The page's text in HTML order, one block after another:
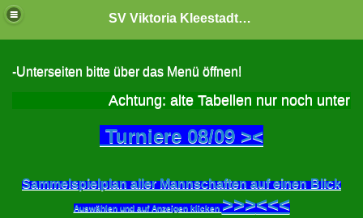
SV Viktoria Kleestadt "Jugendabteilung"
-Unterseiten bitte über das Menü öffnen!
Achtung: alte Tabellen nur noch unter
Turniere 08/09 ><
Sammelspielplan aller Mannschaften auf einen Blick
Auswählen und auf Anzeigen klicken >>><<<